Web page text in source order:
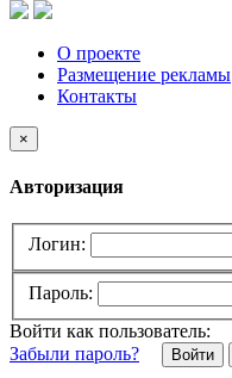
О проекте
Размещение рекламы
Контакты
×
Авторизация
Логин:
Пароль:
Войти как пользователь:
Забыли пароль?